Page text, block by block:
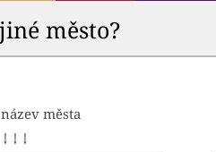
město?
města
↓ ↓ ↓